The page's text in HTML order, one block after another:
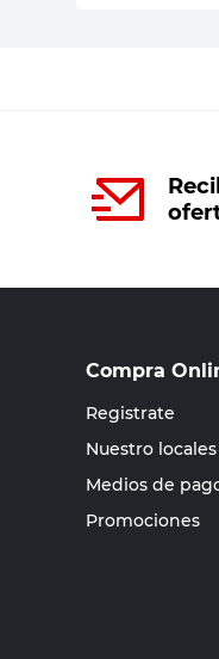
Compra
Registrate
Nuestro locales
Medios de
Promociones